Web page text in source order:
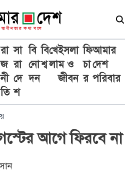
রা
জ
নী
তি
সা
রা
দে
শ
বি
নো
দন
বি
শ্ব
খে
লা
ইসলা
ম ও
জীবন
ফি
চা
র
আমার
দেশ
পরিবার
আগে ফিরবে না